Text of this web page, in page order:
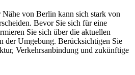
von Berlin kann sich stark von
Bevor Sie sich für eine
Sie sich über die aktuellen
der Umgebung. Berücksichtigen Sie
Verkehrsanbindung und zukünftige